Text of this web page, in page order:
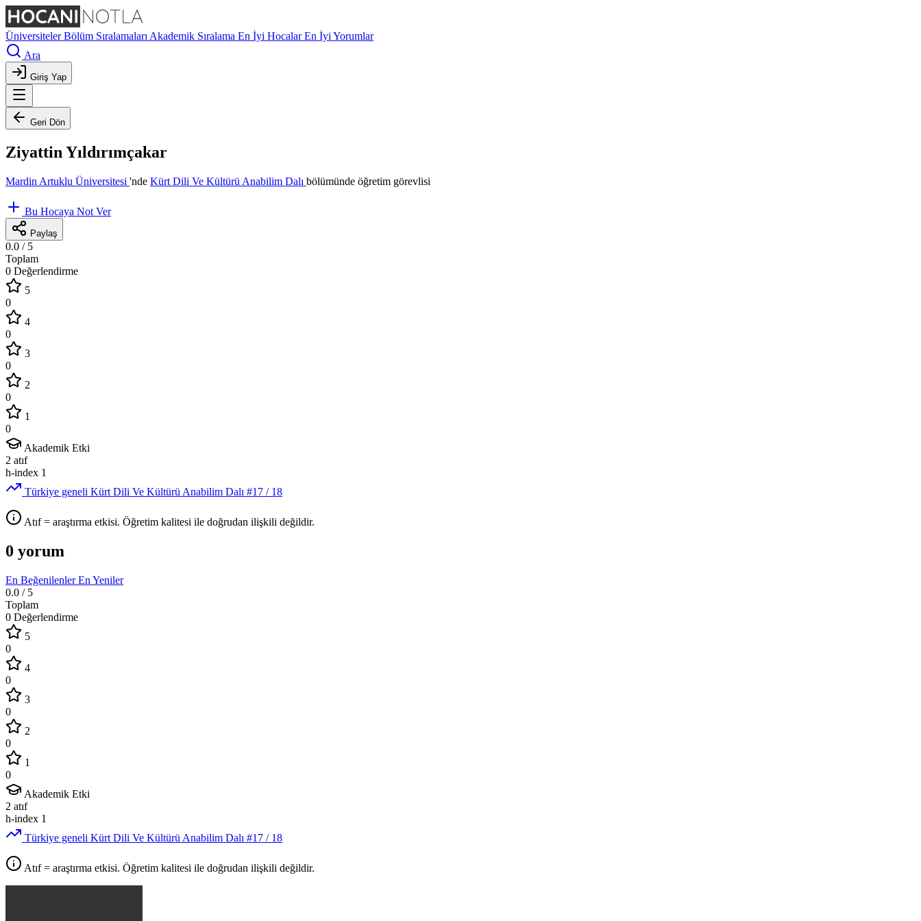
ÜniversitelerBölüm Sıralamaları Akademik Sıralama En İyi HocalarEn İyi Yorumlar
Ara
Giriş Yap
Geri Dön
Ziyattin Yıldırımçakar
Mardin Artuklu Üniversitesi 'nde Kürt Dili Ve Kültürü Anabilim Dalı bölümünde öğretim görevlisi
Bu Hocaya Not Ver
Paylaş
0.0 / 5
Toplam
0 Değerlendirme
5
0
4
0
3
0
2
0
1
0
Akademik Etki
2 atıf
h-index 1
Türkiye geneli Kürt Dili Ve Kültürü Anabilim Dalı #17 / 18
Atıf = araştırma etkisi. Öğretim kalitesi ile doğrudan ilişkili değildir.
0 yorum
En BeğenilenlerEn Yeniler
0.0 / 5
Toplam
0 Değerlendirme
5
0
4
0
3
0
2
0
1
0
Akademik Etki
2 atıf
h-index 1
Türkiye geneli Kürt Dili Ve Kültürü Anabilim Dalı #17 / 18
Atıf = araştırma etkisi. Öğretim kalitesi ile doğrudan ilişkili değildir.